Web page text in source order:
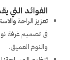
الفوائد التي
تعزيز الراحة
فى تصميم غرفة
والنوم العميق.